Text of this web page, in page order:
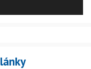
kraji vyškrtnuta.